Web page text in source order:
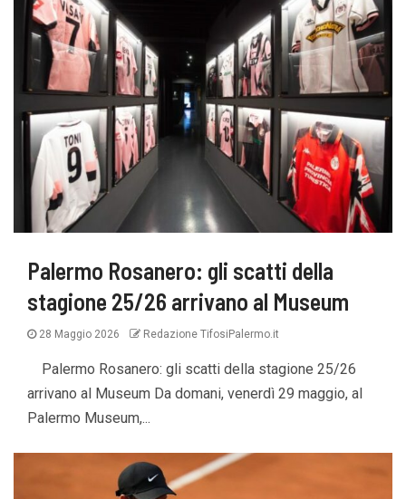
Palermo Rosanero: gli scatti della
stagione 25/26 arrivano al Museum
28 Maggio 2026 Redazione TifosiPalermo.it
Palermo Rosanero: gli scatti della stagione 25/26
arrivano al Museum Da domani, venerdì 29 maggio, al
Palermo Museum,...